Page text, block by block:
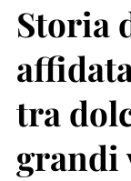
Storia
tra